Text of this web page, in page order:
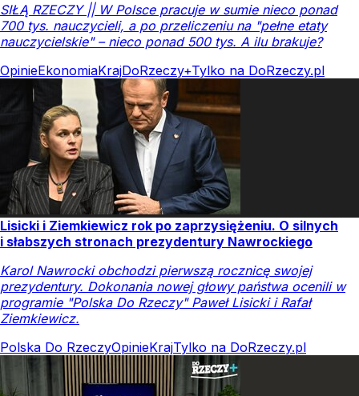
SIŁĄ RZECZY || W Polsce pracuje w sumie nieco ponad
700 tys. nauczycieli, a po przeliczeniu na "pełne etaty
nauczycielskie" – nieco ponad 500 tys. A ilu brakuje?
OpinieEkonomiaKrajDoRzeczy+Tylko na DoRzeczy.pl
Lisicki i Ziemkiewicz rok po zaprzysiężeniu. O silnych
i słabszych stronach prezydentury Nawrockiego
Karol Nawrocki obchodzi pierwszą rocznicę swojej
prezydentury. Dokonania nowej głowy państwa ocenili w
programie "Polska Do Rzeczy" Paweł Lisicki i Rafał
Ziemkiewicz.
Polska Do RzeczyOpinieKrajTylko na DoRzeczy.pl